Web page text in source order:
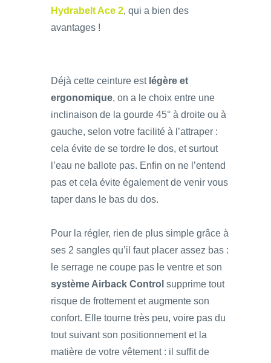
Hydrabelt Ace 2, qui a bien des
avantages !
Déjà cette ceinture est légère et
ergonomique, on a le choix entre une
inclinaison de la gourde 45° à droite ou à
gauche, selon votre facilité à l’attraper :
cela évite de se tordre le dos, et surtout
l’eau ne ballote pas. Enfin on ne l’entend
pas et cela évite également de venir vous
taper dans le bas du dos.
Pour la régler, rien de plus simple grâce à
ses 2 sangles qu’il faut placer assez bas :
le serrage ne coupe pas le ventre et son
système Airback Control supprime tout
risque de frottement et augmente son
confort. Elle tourne très peu, voire pas du
tout suivant son positionnement et la
matière de votre vêtement : il suffit de